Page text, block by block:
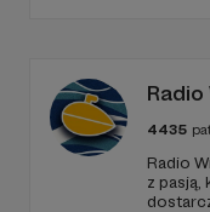
Radio
4435
Radio
z pasją,